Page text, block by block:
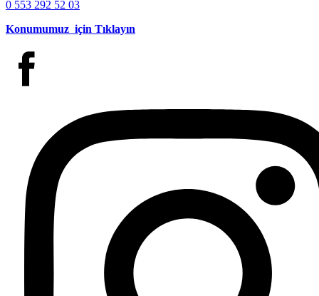
0 553 292 52 03
Konumumuz için Tıklayın